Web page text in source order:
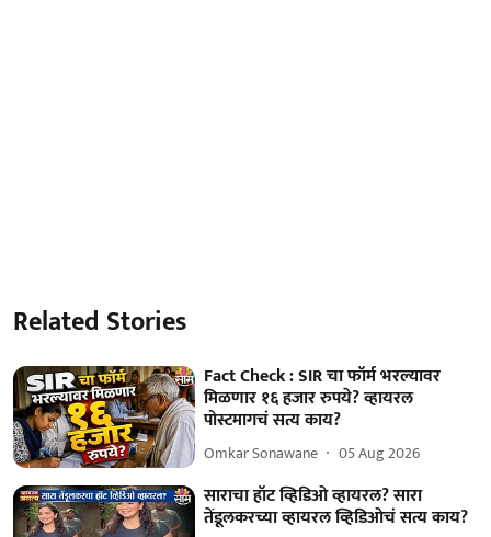
Related Stories
Fact Check : SIR चा फॉर्म भरल्यावर
मिळणार १६ हजार रुपये? व्हायरल
पोस्टमागचं सत्य काय?
Omkar Sonawane 05 Aug 2026
साराचा हॉट व्हिडिओ व्हायरल? सारा
तेंडूलकरच्या व्हायरल व्हिडिओचं सत्य काय?